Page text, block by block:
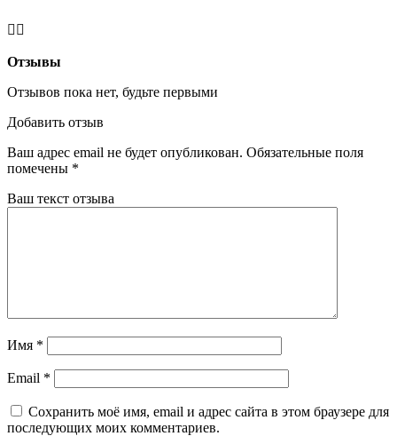
Отзывы
Отзывов пока нет, будьте первыми
Добавить отзыв
Ваш адрес email не будет опубликован. Обязательные поля
помечены *
Ваш текст отзыва
Имя *
Email *
Сохранить моё имя, email и адрес сайта в этом браузере для
последующих моих комментариев.